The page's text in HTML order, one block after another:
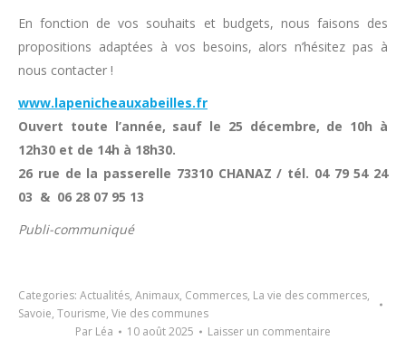
En fonction de vos souhaits et budgets, nous faisons des
propositions adaptées à vos besoins, alors n’hésitez pas à
nous contacter !
www.lapenicheauxabeilles.fr
Ouvert toute l’année, sauf le 25 décembre, de 10h à
12h30 et de 14h à 18h30.
26 rue de la passerelle 73310 CHANAZ / tél. 04 79 54 24
03 & 06 28 07 95 13
Publi-communiqué
Categories: Actualités, Animaux, Commerces, La vie des commerces,
Savoie, Tourisme, Vie des communes
Par Léa 10 août 2025 Laisser un commentaire